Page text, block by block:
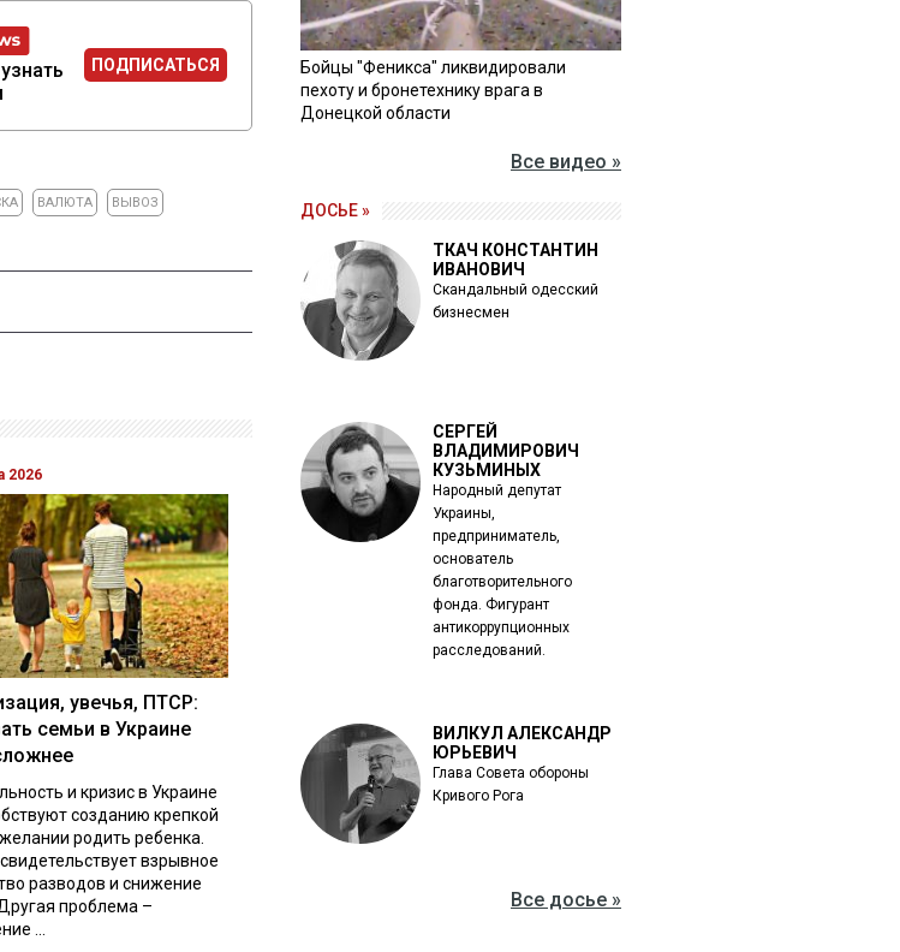
ПОДПИСАТЬСЯ
ВАЛЮТА ВЫВОЗ
2026
увечья, ПТСР:
семьи в Украине
и кризис в Украине
созданию крепкой
родить ребенка.
взрывное
разводов и снижение
проблема –
...
Бойцы "Феникса" ликвидировали
пехоту и бронетехнику врага в
Донецкой области
Все видео »
ДОСЬЕ »
ТКАЧ КОНСТАНТИН
ИВАНОВИЧ
Скандальный одесский
бизнесмен
СЕРГЕЙ
ВЛАДИМИРОВИЧ
КУЗЬМИНЫХ
Народный депутат
Украины,
предприниматель,
основатель
благотворительного
фонда. Фигурант
антикоррупционных
расследований.
ВИЛКУЛ АЛЕКСАНДР
ЮРЬЕВИЧ
Глава Совета обороны
Кривого Рога
Все досье »